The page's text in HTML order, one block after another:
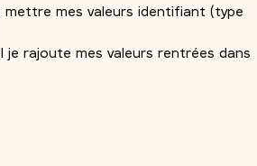
mettre mes valeurs identifiant (type
je rajoute mes valeurs rentrées dans